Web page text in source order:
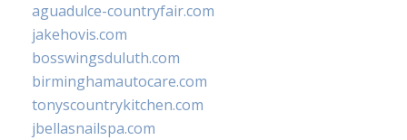
aguadulce-countryfair.com
jakehovis.com
bosswingsduluth.com
birminghamautocare.com
tonyscountrykitchen.com
jbellasnailspa.com